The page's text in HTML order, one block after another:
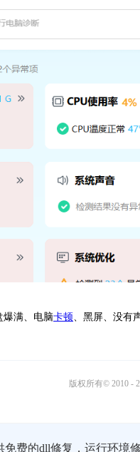
满、电脑卡顿、黑屏、没有
免费的dll修复，运行环境
版权所有© 2010 -